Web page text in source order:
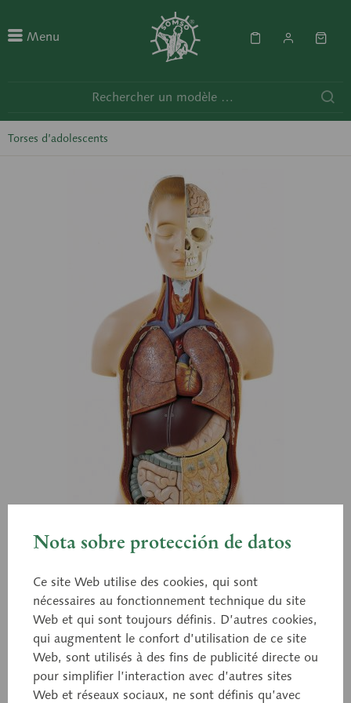
Menu
Torses d’adolescents
AS 15/E
Nota sobre protección de datos
Ce site Web utilise des cookies, qui sont
nécessaires au fonctionnement technique du site
Web et qui sont toujours définis. D’autres cookies,
qui augmentent le confort d’utilisation de ce site
Web, sont utilisés à des fins de publicité directe ou
pour simplifier l’interaction avec d’autres sites
Web et réseaux sociaux, ne sont définis qu’avec